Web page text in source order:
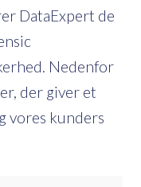
DataExpert de
Nedenfor
der giver et
vores kunders